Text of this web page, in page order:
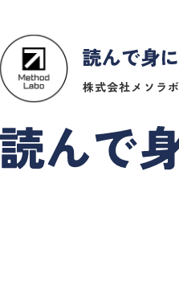
株式会社メソラボ